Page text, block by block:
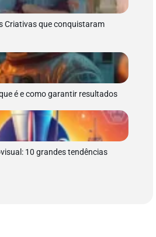
Criativas que conquistaram
é e como garantir resultados
10 grandes tendências